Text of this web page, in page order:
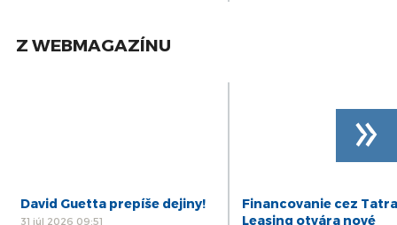
Z WEBMAGAZÍNU
David Guetta prepíše dejiny!
31 júl 2026 09:51
Financovanie cez Tatra
Leasing otvára nové
»